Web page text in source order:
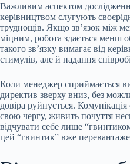
Важливим аспектом
керівництвом слугують
труднощів. Якщо зв’язок між
міцним, робота здається менш
такого зв’язку вимагає від
стимулів, але й надання
Коли менеджер сприймається
директив зверху вниз, без
довіра руйнується.
свою чергу, живить почуття
відчувати себе лише
цей “гвинтик” вже